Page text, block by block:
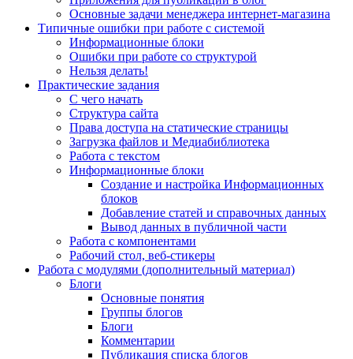
Основные задачи менеджера интернет-магазина
Типичные ошибки при работе с системой
Информационные блоки
Ошибки при работе со структурой
Нельзя делать!
Практические задания
С чего начать
Структура сайта
Права доступа на статические страницы
Загрузка файлов и Медиабиблиотека
Работа с текстом
Информационные блоки
Создание и настройка Информационных
блоков
Добавление статей и справочных данных
Вывод данных в публичной части
Работа с компонентами
Рабочий стол, веб-стикеры
Работа с модулями (дополнительный материал)
Блоги
Основные понятия
Группы блогов
Блоги
Комментарии
Публикация списка блогов